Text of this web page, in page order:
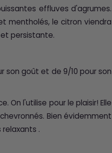
effluves d'agrumes.
mentholés, le citron viendra
persistante.
son goût et de 9/10 pour son
On l'utilise pour le plaisir! Elle
Bien évidemment
.